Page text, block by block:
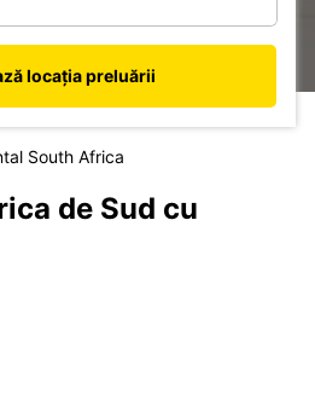
locația preluării
South Africa
de Sud cu